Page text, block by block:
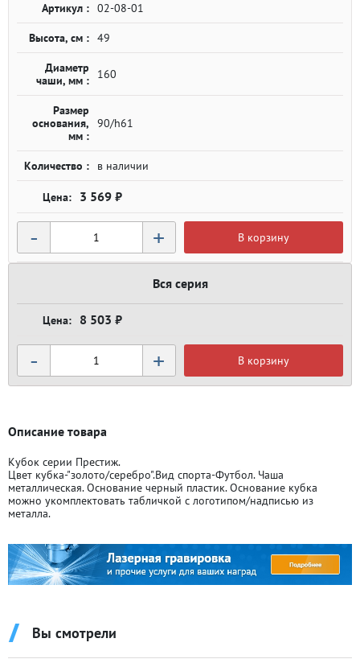
Артикул : 02-08-01
Высота, см : 49
Диаметр
чаши, мм :
160
Размер
основания,
мм :
90/h61
Количество : в наличии
3 569 ₽
- + В корзину
Вся серия
8 503 ₽
- + В корзину
Описание товара
Кубок серии Престиж.
Цвет кубка-"золото/серебро".Вид спорта-Футбол. Чаша
металлическая. Основание черный пластик. Основание кубка
можно укомплектовать табличкой с логотипом/надписью из
металла.
Вы смотрели